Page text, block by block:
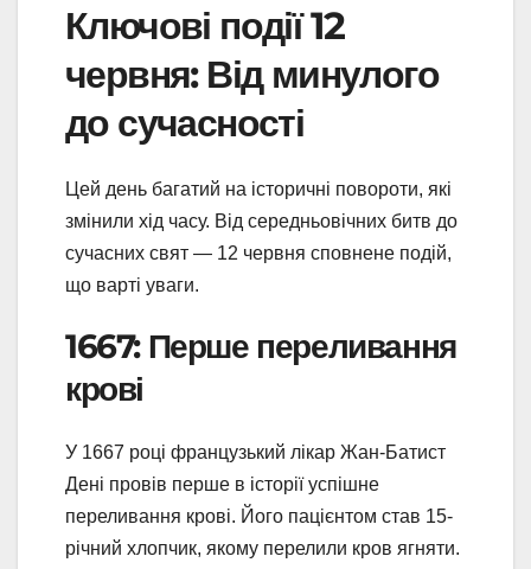
Ключові події 12
червня: Від минулого
до сучасності
Цей день багатий на історичні повороти, які
змінили хід часу. Від середньовічних битв до
сучасних свят — 12 червня сповнене подій,
що варті уваги.
1667: Перше переливання
крові
У 1667 році французький лікар Жан-Батист
Дені провів перше в історії успішне
переливання крові. Його пацієнтом став 15-
річний хлопчик, якому перелили кров ягняти.